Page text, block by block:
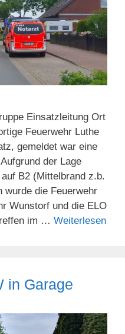
Einsatzleitung Ort
Feuerwehr Luthe
gemeldet war eine
der Lage
B2 (Mittelbrand z.b.
wurde die Feuerwehr
Wunstorf und die ELO
im … Weiterlesen
in Garage